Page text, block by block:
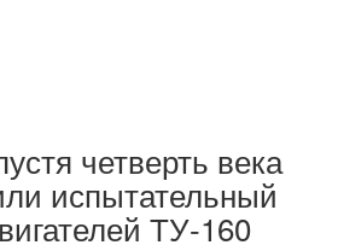
четверть века
испытательный
ТУ-160